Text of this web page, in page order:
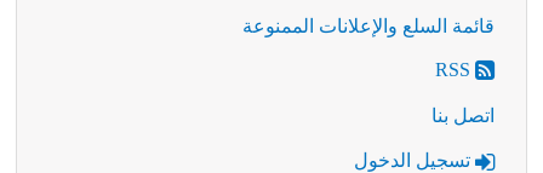
قائمة السلع والإعلانات الممنوعة
RSS
اتصل بنا
تسجيل الدخول